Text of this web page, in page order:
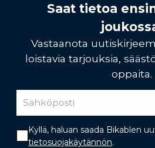
Saat tietoa
Vastaanota
loistavia tarjouksia,
oppaita.
Kyllä, haluan saada Bikablen
tietosuojakäytännön.